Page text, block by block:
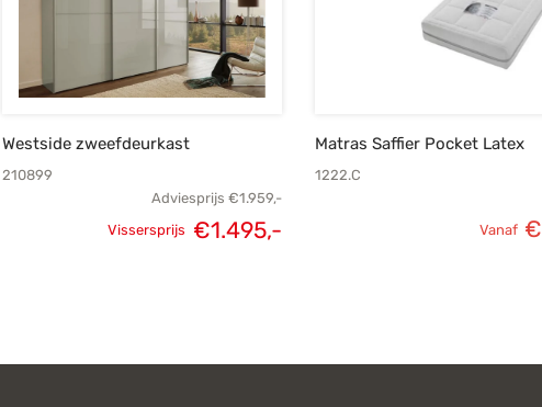
Westside zweefdeurkast
210899
Adviesprijs €1.959,-
Vissersprijs €1.495,-
Matras Saffier Pocket Latex
1222.C
Vanaf €